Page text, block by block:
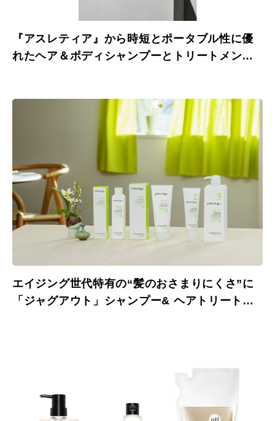
『アスレティア』から時短とポータブル性に優
れたヘア＆ボディシャンプーとトリートメント
エイジング世代特有の“髪のおさまりにくさ”に
「ジャグアウト」シャンプー& ヘアトリートメ